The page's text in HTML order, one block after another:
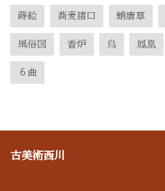
蒔絵 蕎麦猪口 蛸唐草
風俗図 香炉 鳥 鳳凰
６曲
古美術西川